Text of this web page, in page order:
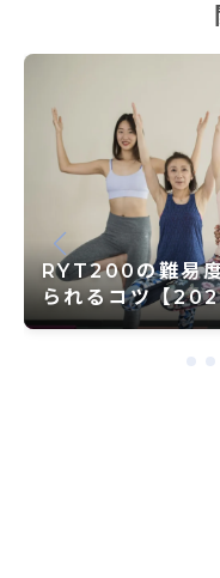
RYT200の難易
られるコツ【